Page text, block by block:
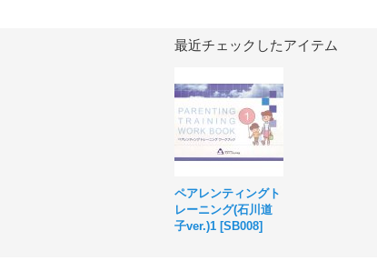
最近チェックしたアイテム
ペアレンティングト
レーニング(石川道
子ver.)1 [SB008]